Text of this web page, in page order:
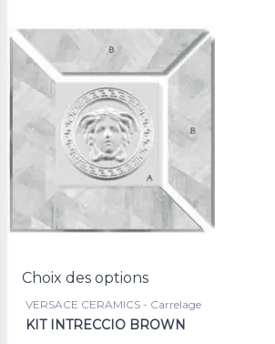
Choix des options
VERSACE CERAMICS - Carrelage
KIT INTRECCIO BROWN